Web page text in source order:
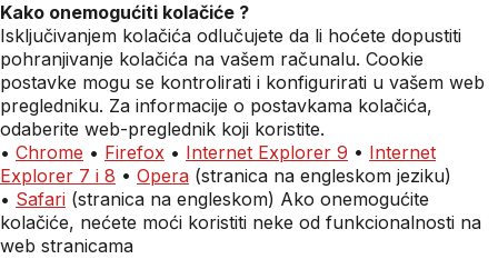
Kako onemogućiti kolačiće ?
Isključivanjem kolačića odlučujete da li hoćete dopustiti
pohranjivanje kolačića na vašem računalu. Cookie
postavke mogu se kontrolirati i konfigurirati u vašem web
pregledniku. Za informacije o postavkama kolačića,
odaberite web-preglednik koji koristite.
• Chrome • Firefox • Internet Explorer 9 • Internet
Explorer 7 i 8 • Opera (stranica na engleskom jeziku)
• Safari (stranica na engleskom) Ako onemogućite
kolačiće, nećete moći koristiti neke od funkcionalnosti na
web stranicama